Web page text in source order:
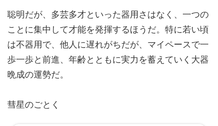
聡明だが、多芸多才といった器用さはなく、一つの
ことに集中して才能を発揮するほうだ。特に若い頃
は不器用で、他人に遅れがちだが、マイペースで一
歩一歩と前進、年齢とともに実力を蓄えていく 大器
晩成の運勢だ。
彗星のごとく